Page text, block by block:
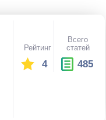
Рейтинг
4
Всего
статей
485